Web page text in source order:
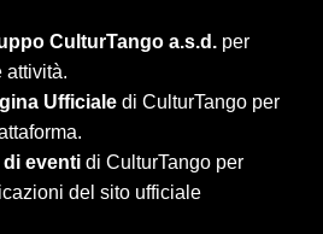
CulturTango a.s.d. per
attività.
Ufficiale di CulturTango per
di eventi di CulturTango per
del sito ufficiale